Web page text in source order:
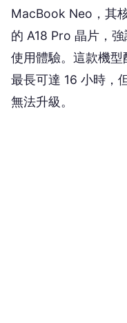
MacBook Neo，其
的 A18 Pro 晶片，
使用體驗。這款機
最長可達 16 小時，
無法升級。